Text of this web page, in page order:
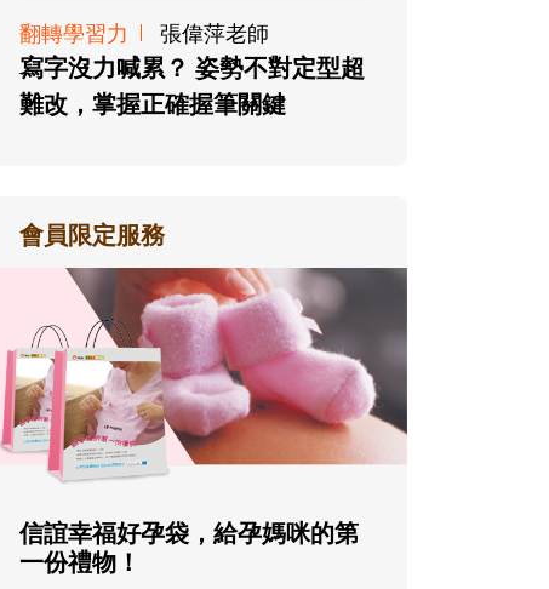
翻轉學習力 張偉萍老師
寫字沒力喊累？ 姿勢不對定型超
難改，掌握正確握筆關鍵
會員限定服務
信誼幸福好孕袋，給孕媽咪的第
一份禮物！